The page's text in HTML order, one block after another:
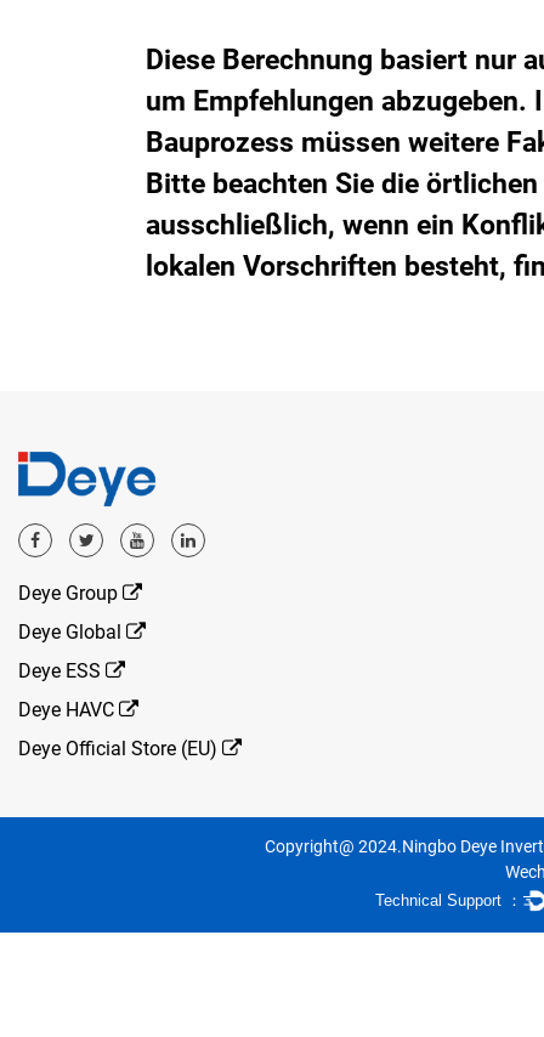
Diese Berechnung basiert nur
um Empfehlungen
Bauprozess müssen weitere
Bitte beachten Sie die
ausschließlich, wenn ein
lokalen Vorschriften besteht,
Deye Group
Deye Global
Deye ESS
Deye HAVC
Deye Official Store (EU)
Copyright@ 2024.Ningbo Deye
Technical Support ：